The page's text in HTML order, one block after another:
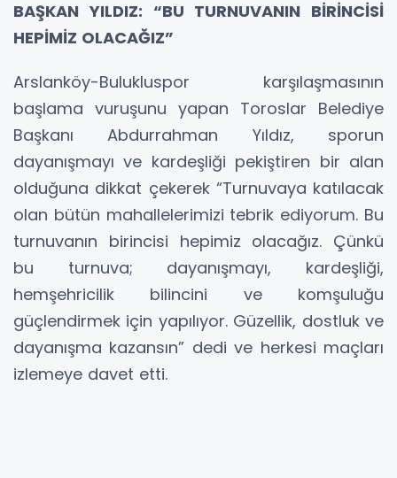
BAŞKAN YILDIZ: “BU TURNUVANIN BİRİNCİSİ
HEPİMİZ OLACAĞIZ”
Arslanköy-Bulukluspor karşılaşmasının
başlama vuruşunu yapan Toroslar Belediye
Başkanı Abdurrahman Yıldız, sporun
dayanışmayı ve kardeşliği pekiştiren bir alan
olduğuna dikkat çekerek “Turnuvaya katılacak
olan bütün mahallelerimizi tebrik ediyorum. Bu
turnuvanın birincisi hepimiz olacağız. Çünkü
bu turnuva; dayanışmayı, kardeşliği,
hemşehricilik bilincini ve komşuluğu
güçlendirmek için yapılıyor. Güzellik, dostluk ve
dayanışma kazansın” dedi ve herkesi maçları
izlemeye davet etti.